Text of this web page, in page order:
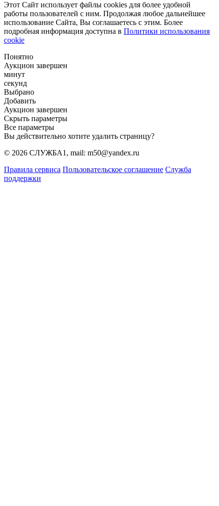
Этот Сайт использует файлы cookies для более удобной
работы пользователей с ним. Продолжая любое дальнейшее
использование Сайта, Вы соглашаетесь с этим. Более
подробная информация доступна в Политики использования
cookie
Понятно
Аукцион завершен
минут
секунд
Выбрано
Добавить
Аукцион завершен
Скрыть параметры
Все параметры
Вы действительно хотите удалить страницу?
© 2026 СЛУЖБА1, mail: m50@yandex.ru
Правила сервиса Пользовательское соглашение Служба
поддержки